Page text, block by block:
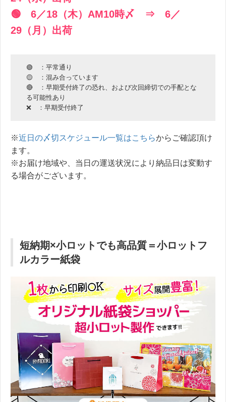
🟢 6／18（木）AM10時〆 ⇒ 6／
29（月）出荷
🟢 ：平常通り
🟡 ：混み合っています
🔴 ：早期受付終了の恐れ、および次回締切での手配とな
る可能性あり
❌ ：早期受付終了
※近日の〆切スケジュール一覧はこちらからご確認頂け
ます。
※お届け地域や、当日の運送状況により納品日は変動す
る場合がございます。
短納期×小ロットでも高品質＝小ロットフ
ルカラー紙袋